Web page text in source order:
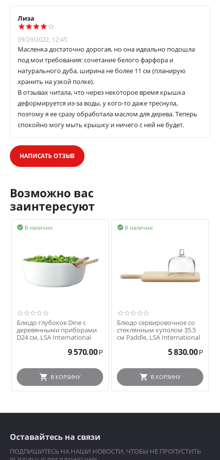
Лиза
09/29/2022, 12:45
Масленка достаточно дорогая, но она идеально подошла
под мои требования: сочетание белого фарфора и
натурального дуба, ширина не более 11 см (планирую
хранить на узкой полке).
В отзывах читала, что через некоторое время крышка
деформируется из-за воды, у кого-то даже треснула,
поэтому я ее сразу обработала маслом для дерева. Теперь
спокойно могу мыть крышку и ничего с ней не будет.
НАПИСАТЬ ОТЗЫВ
Возможно вас
заинтересуют
В наличии

Блюдо глубокое Dine с
деревянными приборами
D24 см, LSA International
9 570.00 Р
В КОРЗИНУ
В наличии

Блюдо сервировочное со
стеклянным куполом 35.5
см Paddle, LSA International
5 830.00 Р
В КОРЗИНУ
Оставайтесь на связи
ПОДПИШИТЕСЬ НА НАШИ НОВОСТИ, ЧТОБЫ НЕ ПРОПУСТИТЬ